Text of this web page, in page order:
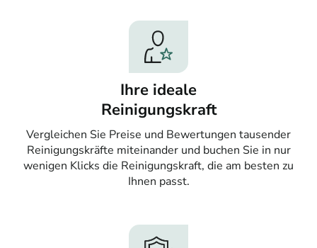
Ihre ideale
Reinigungskraft
Vergleichen Sie Preise und Bewertungen tausender
Reinigungskräfte miteinander und buchen Sie in nur
wenigen Klicks die Reinigungskraft, die am besten zu
Ihnen passt.